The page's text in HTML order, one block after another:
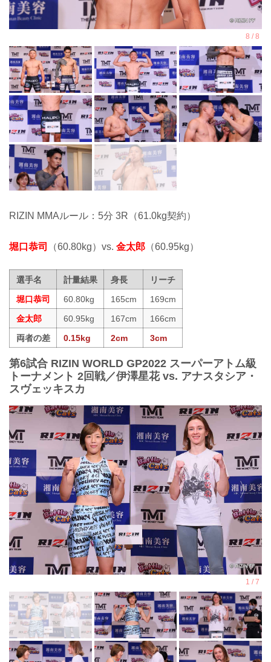
RIZIN MMAルール：5分 3R（61.0kg契約）
堀口恭司 （60.80kg）vs. 金太郎 （60.95kg）
選手名 計量結果 身長
リーチ
堀口恭司
60.80kg 165cm
169cm
金太郎
60.95kg 167cm
166cm
両者の差
0.15kg 2cm 3cm
第6試合 RIZIN WORLD GP2022 スーパーアトム級
トーナメント 2回戦／伊澤星花 vs. アナスタシア・
スヴェッキスカ